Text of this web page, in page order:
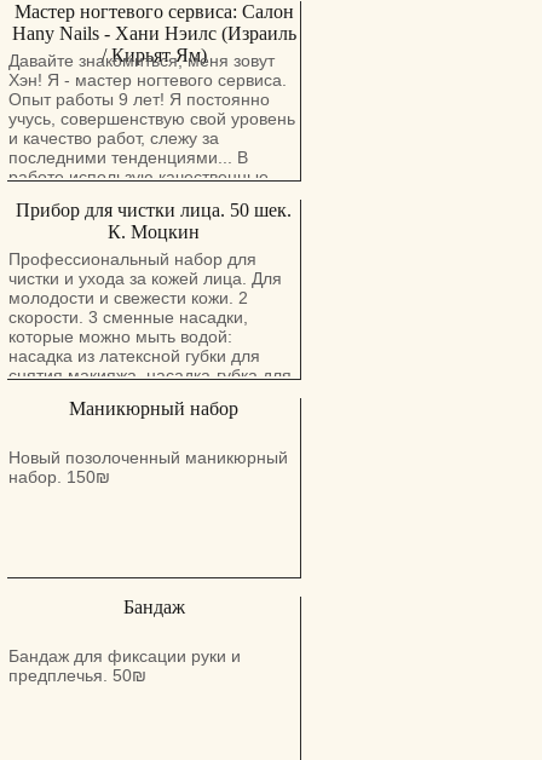
травматологии и ортопедии.
Методы лечения-лечебный массаж
, мануальная терапия,
физиотерапия ( ультразвук,
электрофорез, квантовая терапия,
парафин), медикаментозное
лечение. Возможен выезд на дом.
Консультация бесплатно. Тел:
0546605797
Мастер ногтевого сервиса: Салон
Hany Nails - Хани Нэилс (Израиль
/ Кирьят Ям)
Давайте знакомиться, меня зовут
Хэн! Я - мастер ногтевого сервиса.
Опыт работы 9 лет! Я постоянно
учусь, совершенствую свой уровень
и качество работ, слежу за
последними тенденциями... В
работе использую качественные
насчитывает более 200 цветов! Я
работаю во многих "ручных"
техниках: рисую, инкрустирую ногти
стразами и декоративными
элементами, и т.д. В арсенале
также есть слайдер-дизайны,
стемпинг, фольга. Как правило, я
выполняю любой каприз клиента.
Большое внимание уделяю
стадии дезинфекции и
каждого клиента. Я хочу, чтобы
идеальные ногти носила каждая
Женщина! Мастер ногтевого
Прибор для чистки лица. 50 шек.
К. Моцкин
Профессиональный набор для
чистки и ухода за кожей лица. Для
молодости и свежести кожи. 2
скорости. 3 сменные насадки,
которые можно мыть водой:
насадка из латексной губки для
снятия макияжа, насадка-губка для
насадка-щетка для бережной
Маникюрный набор
Новый позолоченный маникюрный
набор. 150₪
Бандаж
Бандаж для фиксации руки и
предплечья. 50₪